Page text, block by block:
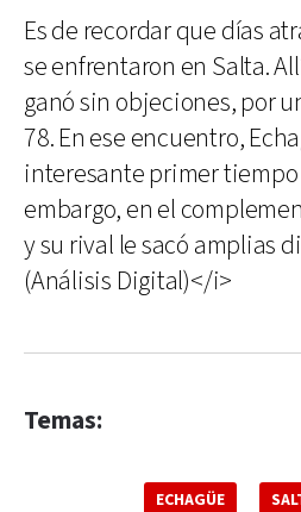
Es de recordar que días
se enfrentaron en Salta.
ganó sin objeciones, por
78. En ese encuentro,
interesante primer tiempo
embargo, en el
y su rival le sacó amplias
(Análisis Digital)</i>
Temas:
ECHAGÜE